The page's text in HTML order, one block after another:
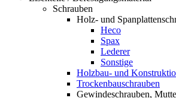
Schrauben
Holz- und
Heco
Spax
Lederer
Sonstige
Holzbau- und
Trockenbauschrauben
Gewindeschrauben,